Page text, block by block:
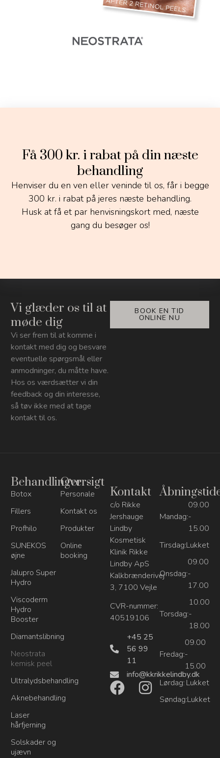
Få 300 kr. i rabat på din næste
behandling
Henviser du en ven eller veninde til os, får i begge
300 kr. i rabat på jeres næste behandling.
Husk at få et par henvisningskort med, næste
gang du besøger os!
Vi glæder os til at
møde dig
Vi ser frem til at komme i
kontakt med dig og besvare
eventuelle spørgsmål eller
anmodninger, du måtte have.
Hos os værdsætter vi din
feedback og din interesse,
så tøv ikke med at tage
kontakt til os.
BOOK EN TID
ONLINE NU
Behandlinger
Botox
Fillers
Profhilo
SUNEKOS
øjne
Jalupro Super
Hydro
Viscoderm
Hydro
Booster
Diamantslibning
Neostrata
kemisk peel
Ultralydsbehandling
Aknebehandling
Laser
hårfjerning
Solskader og
ujævn
Oversigt
Personale
Kontakt os
Produkter
Online
booking
Kontakt
c/o Rikke
Jershauge
Lindby
Kosmetisk
Klinik Rikke
Lindby ApS
Kalkbrænderivej
3, 7100 Vejle
CVR-nummer:
40519106
+45 25
56 99
11
info@kkrikkelindby.dk
Mandag:
09.00
-
15.00
Tirsdag:Lukket
Onsdag:
09.00
-
17.00
Torsdag:
10.00
-
18.00
Fredag:
09.00
-
15.00
Lørdag: Lukket
Søndag:Lukket